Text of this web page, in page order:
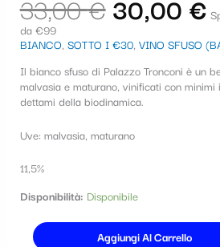
33,00€30,00 €
da €99
BIANCO, SOTTO I €30, VINO SFUSO
Il bianco sfuso di Palazzo Tronconi è un
malvasia e maturano, vinificati con
dettami della biodinamica.
Uve: malvasia, maturano
11,5%
Disponibilità: Disponibile
Aggiungi Al Carrello
n
a
a
t
e